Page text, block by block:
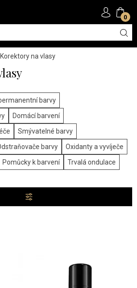
0
Korektory na vlasy
barvy
Domácí barvení
Smývatelné barvy
barvy
Oxidanty a vyvíječe
Pomůcky k barvení Trvalá ondulace